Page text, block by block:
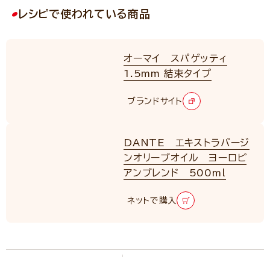
レシピで使われている商品
オーマイ スパゲッティ
1.5mm 結束タイプ
ブランドサイト
DANTE エキストラバージ
ンオリーブオイル ヨーロピ
アンブレンド 500ml
ネットで購入